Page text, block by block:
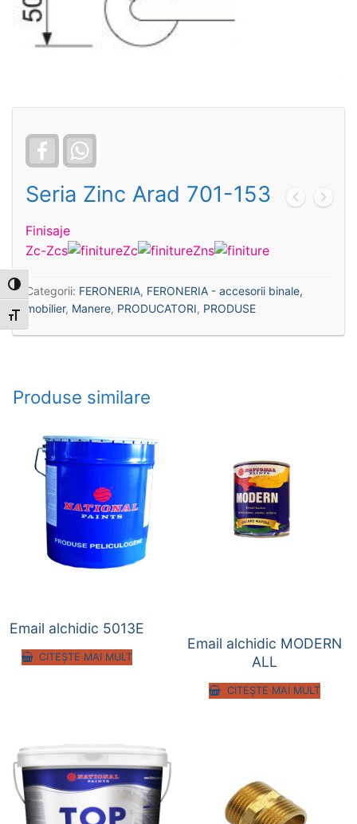
Toggle High Contrast
Toggle Font size
Facebook
Seria Zinc Arad 701-153
Finisaje
Zc-Zcs
Zc Zns
Categorii: FERONERIA, FERONERIA - accesorii binale,
mobilier, Manere, PRODUCATORI, PRODUSE
Produse similare
Email alchidic 5013E
CITEȘTE MAI MULT
Email alchidic MODERN
ALL
CITEȘTE MAI MULT